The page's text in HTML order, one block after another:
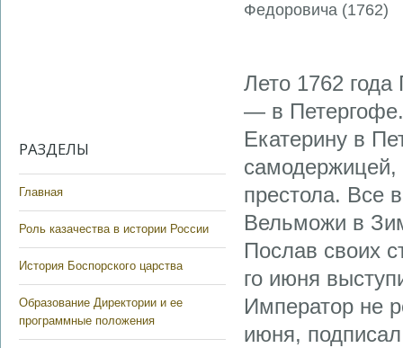
РАЗДЕЛЫ
Главная
Роль казачества в истории России
История Боспорского царства
Образование Директории и ее
программные положения
Федоровича (1762)
Лето 1762
— в
Екатерину в
самодержицей,
престола. Все
Вельможи в
Послав своих
го июня
Император не
июня,